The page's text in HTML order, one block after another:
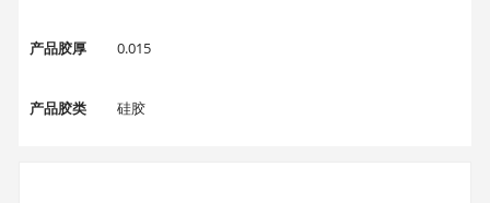
产品胶厚 0.015
产品胶类 硅胶